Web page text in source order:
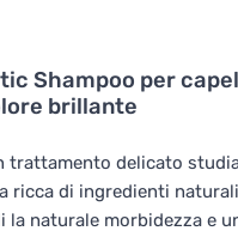
Shampoo per
brillante
trattamento delicato
ricca di ingredienti
naturale morbidezza e